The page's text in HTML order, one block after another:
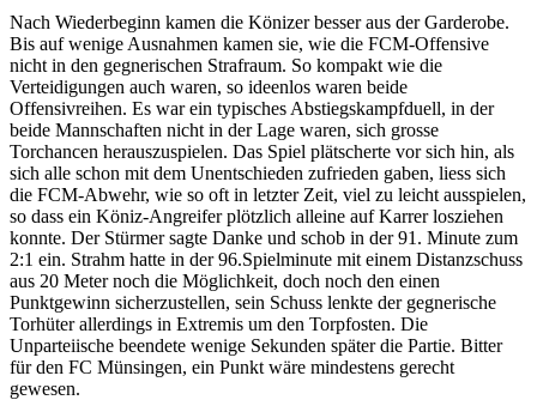
Nach Wiederbeginn kamen die Könizer besser aus der Garderobe.
Bis auf wenige Ausnahmen kamen sie, wie die FCM-Offensive
nicht in den gegnerischen Strafraum. So kompakt wie die
Verteidigungen auch waren, so ideenlos waren beide
Offensivreihen. Es war ein typisches Abstiegskampfduell, in der
beide Mannschaften nicht in der Lage waren, sich grosse
Torchancen herauszuspielen. Das Spiel plätscherte vor sich hin, als
sich alle schon mit dem Unentschieden zufrieden gaben, liess sich
die FCM-Abwehr, wie so oft in letzter Zeit, viel zu leicht ausspielen,
so dass ein Köniz-Angreifer plötzlich alleine auf Karrer losziehen
konnte. Der Stürmer sagte Danke und schob in der 91. Minute zum
2:1 ein. Strahm hatte in der 96.Spielminute mit einem Distanzschuss
aus 20 Meter noch die Möglichkeit, doch noch den einen
Punktgewinn sicherzustellen, sein Schuss lenkte der gegnerische
Torhüter allerdings in Extremis um den Torpfosten. Die
Unparteiische beendete wenige Sekunden später die Partie. Bitter
für den FC Münsingen, ein Punkt wäre mindestens gerecht
gewesen.